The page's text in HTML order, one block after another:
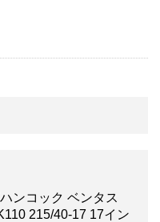
ンコック ベンタス
215/40-17 17イン